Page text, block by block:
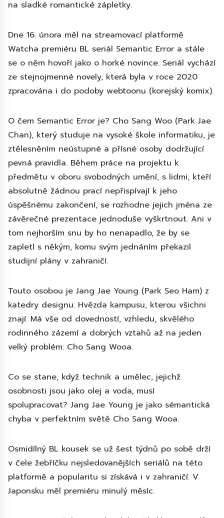
na sladké romantické zápletky.
Dne 16. února měl na streamovací platformě
Watcha premiéru BL seriál Semantic Error a stále
se o něm hovoří jako o horké novince. Seriál vychází
ze stejnojmenné novely, která byla v roce 2020
zpracována i do podoby webtoonu (korejský komix).
O čem Semantic Error je? Cho Sang Woo (Park Jae
Chan), který studuje na vysoké škole informatiku, je
ztělesněním neústupné a přísné osoby dodržující
pevná pravidla. Během práce na projektu k
předmětu v oboru svobodných umění, s lidmi, kteří
absolutně žádnou prací nepřispívají k jeho
úspěšnému zakončení, se rozhodne jejich jména ze
závěrečné prezentace jednoduše vyškrtnout. Ani v
tom nejhorším snu by ho nenapadlo, že by se
zapletl s někým, komu svým jednáním překazil
studijní plány v zahraničí.
Touto osobou je Jang Jae Young (Park Seo Ham) z
katedry designu. Hvězda kampusu, kterou všichni
znají. Má vše od dovedností, vzhledu, skvělého
rodinného zázemí a dobrých vztahů až na jeden
velký problém: Cho Sang Wooa.
Co se stane, když technik a umělec, jejichž
osobnosti jsou jako olej a voda, musí
spolupracovat? Jang Jae Young je jako sémantická
chyba v perfektním světě Cho Sang Wooa.
Osmidílný BL kousek se už šest týdnů po sobě drží
v čele žebříčku nejsledovanějších seriálů na této
platformě a popularitu si získává i v zahraničí. V
Japonsku měl premiéru minulý měsíc.